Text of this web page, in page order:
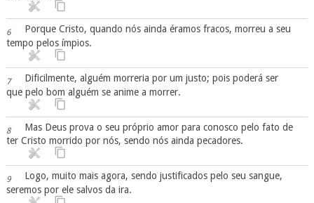
6
Porque Cristo, quando nós ainda éramos fracos, morreu a seu
tempo pelos ímpios.
7
Dificilmente, alguém morreria por um justo; pois poderá ser
que pelo bom alguém se anime a morrer.
8
Mas Deus prova o seu próprio amor para conosco pelo fato de
ter Cristo morrido por nós, sendo nós ainda pecadores.
9
Logo, muito mais agora, sendo justificados pelo seu sangue,
seremos por ele salvos da ira.